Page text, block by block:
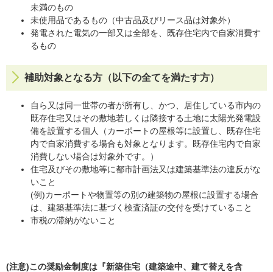
未満のもの
未使用品であるもの（中古品及びリース品は対象外）
発電された電気の一部又は全部を、既存住宅内で自家消費す
るもの
補助対象となる方（以下の全てを満たす方）
自ら又は同一世帯の者が所有し、かつ、居住している市内の
既存住宅又はその敷地若しくは隣接する土地に太陽光発電設
備を設置する個人（カーポートの屋根等に設置し、既存住宅
内で自家消費する場合も対象となります。既存住宅内で自家
消費しない場合は対象外です。）
住宅及びその敷地等に都市計画法又は建築基準法の違反がな
いこと
(例)カーポートや物置等の別の建築物の屋根に設置する場合
は、建築基準法に基づく検査済証の交付を受けていること
市税の滞納がないこと
(注意)この奨励金制度は『新築住宅（建築途中、建て替えを含